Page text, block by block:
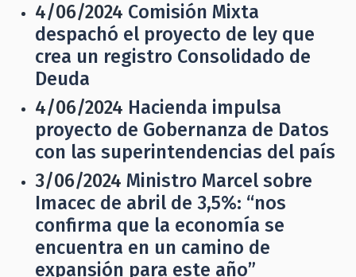
4/06/2024 Comisión Mixta
despachó el proyecto de ley que
crea un registro Consolidado de
Deuda
4/06/2024 Hacienda impulsa
proyecto de Gobernanza de Datos
con las superintendencias del país
3/06/2024 Ministro Marcel sobre
Imacec de abril de 3,5%: “nos
confirma que la economía se
encuentra en un camino de
expansión para este año”